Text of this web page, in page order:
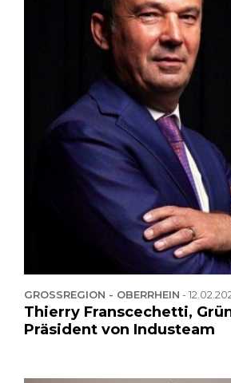
GROSSREGION - OBERRHEIN -
Thierry Franscechetti,
Präsident von Industeam